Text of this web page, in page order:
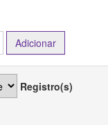
Registro(s)